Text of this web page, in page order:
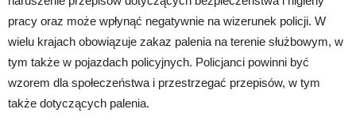
pracy oraz może wpłynąć negatywnie na wizerunek policji. W
wielu krajach obowiązuje zakaz palenia na terenie służbowym, w
tym także w pojazdach policyjnych. Policjanci powinni być
wzorem dla społeczeństwa i przestrzegać przepisów, w tym
także dotyczących palenia.